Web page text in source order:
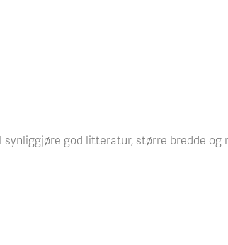
synliggjøre god litteratur, større bredde og